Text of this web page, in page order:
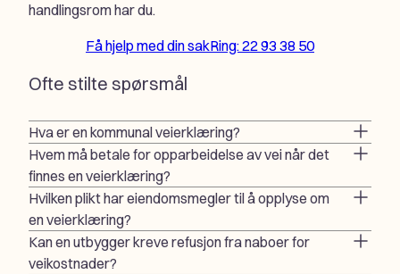
handlingsrom har du.
Få hjelp med din sakRing: 22 93 38 50
Ofte stilte spørsmål
Hva er en kommunal veierklæring?
Hvem må betale for opparbeidelse av vei når det
finnes en veierklæring?
Hvilken plikt har eiendomsmegler til å opplyse om
en veierklæring?
Kan en utbygger kreve refusjon fra naboer for
veikostnader?